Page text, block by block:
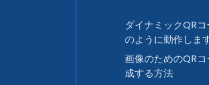
ダイナミックQR
のように動作しま
画像のためのQR
成する方法